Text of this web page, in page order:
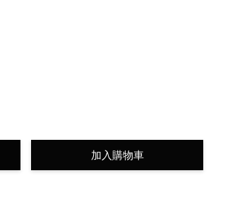
加入購物車